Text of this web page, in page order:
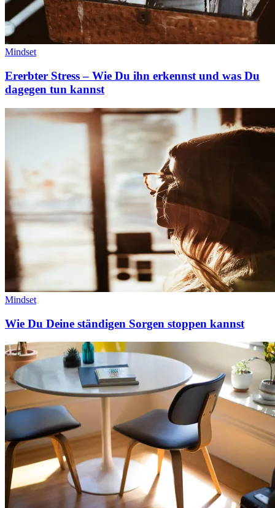
Mindset
Ererbter Stress – Wie Du ihn erkennst und was Du
dagegen tun kannst
Mindset
Wie Du Deine ständigen Sorgen stoppen kannst